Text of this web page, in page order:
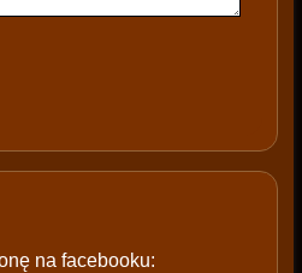
na facebooku: